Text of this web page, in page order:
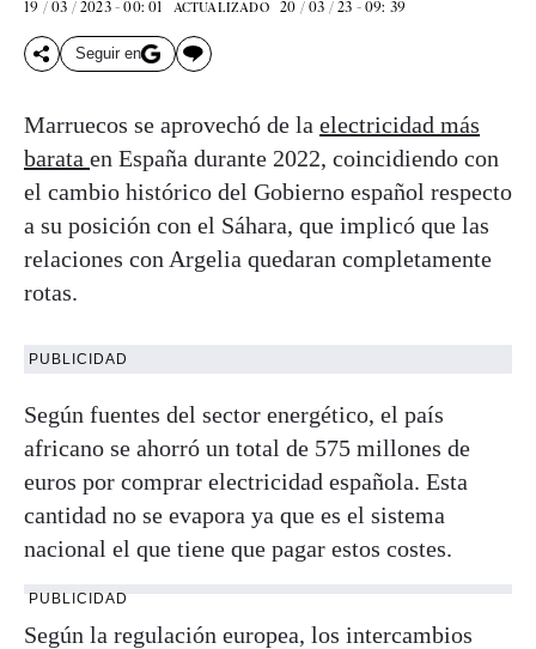
19 / 03 / 2023 - 00: 01 ACTUALIZADO 20 / 03 / 23 - 09: 39
Seguir en
Marruecos se aprovechó de la electricidad más
barata en España durante 2022, coincidiendo con
el cambio histórico del Gobierno español respecto
a su posición con el Sáhara, que implicó que las
relaciones con Argelia quedaran completamente
rotas.
PUBLICIDAD
Según fuentes del sector energético, el país
africano se ahorró un total de 575 millones de
euros por comprar electricidad española. Esta
cantidad no se evapora ya que es el sistema
nacional el que tiene que pagar estos costes.
PUBLICIDAD
Según la regulación europea, los intercambios